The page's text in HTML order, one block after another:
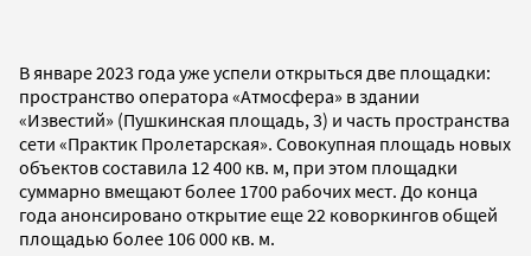
В январе 2023 года уже успели открыться две площадки:
пространство оператора «Атмосфера» в здании
«Известий» (Пушкинская площадь, 3) и часть пространства
сети «Практик Пролетарская». Совокупная площадь новых
объектов составила 12 400 кв. м, при этом площадки
суммарно вмещают более 1700 рабочих мест. До конца
года анонсировано открытие еще 22 коворкингов общей
площадью более 106 000 кв. м.